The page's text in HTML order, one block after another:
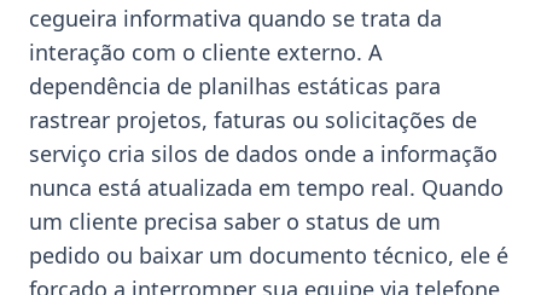
cegueira informativa quando se trata da
interação com o cliente externo. A
dependência de planilhas estáticas para
rastrear projetos, faturas ou solicitações de
serviço cria silos de dados onde a informação
nunca está atualizada em tempo real. Quando
um cliente precisa saber o status de um
pedido ou baixar um documento técnico, ele é
forçado a interromper sua equipe via telefone